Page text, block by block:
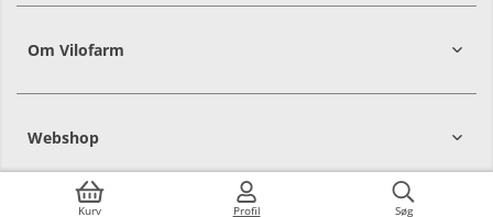
Kurv Profil Søg
Om Vilofarm
Webshop